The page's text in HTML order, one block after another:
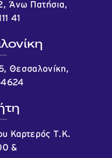
Άνω Πατήσια,
41
Θεσσαλονίκη,
Καρτερός Τ.Κ.
&